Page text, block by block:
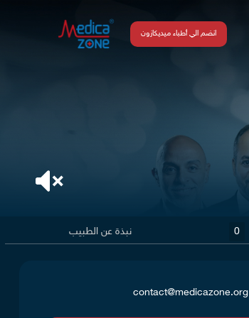
انضم الي أطباء ميديكازون
0 نبذة عن الطبيب
contact@medicazone.org